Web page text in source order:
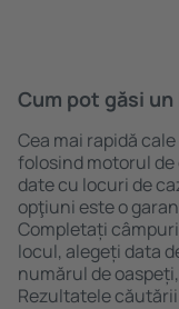
Cum pot găsi
Cea mai rapidă
folosind motorul de
date cu locuri de
opţiuni este o
Completați
locul, alegeți data
numărul de
Rezultatele